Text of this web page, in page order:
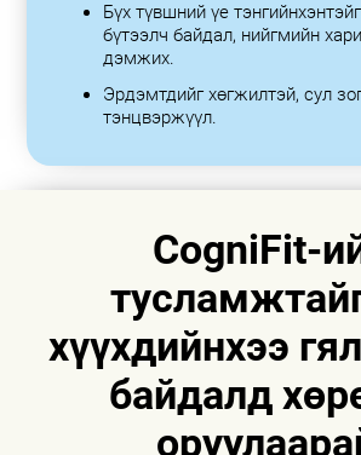
Бүх түвшний үе
бүтээлч байдал, нийгмийн
дэмжих.
Эрдэмтдийг хөгжилтэй, сул
тэнцвэржүүл.
CogniFit-
хүүхдийнхээ
байдалд